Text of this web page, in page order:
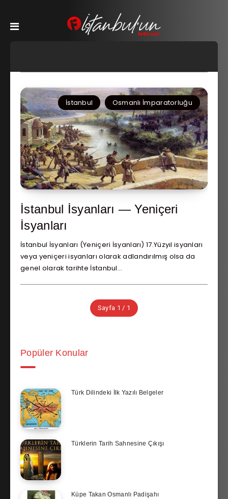
İstanbul Osmanlı İmparatorluğu
İstanbul İsyanları — Yeniçeri
İsyanları
İstanbul İsyanları (Yeniçeri İsyanları) 17.Yüzyıl isyanları
veya yeniçeri isyanları olarak adlandırılmış olsa da
genel olarak tarihte İstanbul…
Sayfa 1 / 1
Popüler Konular
Türk Dilindeki İlk Yazılı Belgeler
Türklerin Tarih Sahnesine Çıkışı
Küpe Takan Osmanlı Padişahı